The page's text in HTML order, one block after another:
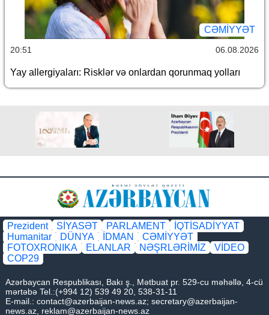
CƏMİYYƏT
20:51 06.08.2026
Yay allergiyaları: Risklər və onlardan qorunmaq yolları
Prezident SİYASƏT PARLAMENT
İQTİSADİYYAT
Humanitar
DÜNYA İDMAN
CƏMİYYƏT
FOTOXRONIKA
ELANLAR NƏŞRLƏRİMİZ
VİDEO
COP29
Azərbaycan Respublikası, Bakı ş., Mətbuat pr. 529-cu məhəllə, 4-cü
mərtəbə Tel.:(+994 12) 539 49 20, 538-31-11
E-mail.: contact@azerbaijan-news.az; secretary@azerbaijan-
news.az reklam@azerbaijan-news.az